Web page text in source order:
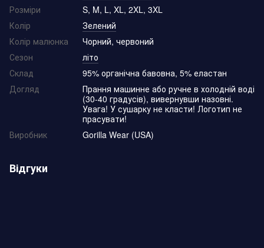
Розміри
S, M, L, XL, 2XL, 3XL
Колір
Зелений
Колір малюнка
Чорний, червоний
Сезон
літо
Склад
95% органічна бавовна, 5% еластан
Догляд
Прання машинне або ручне в холодній воді
(30-40 градусів), вивернувши назовні.
Увага! У сушарку не класти! Логотип не
прасувати!
Виробник
Gorilla Wear (USA)
Відгуки